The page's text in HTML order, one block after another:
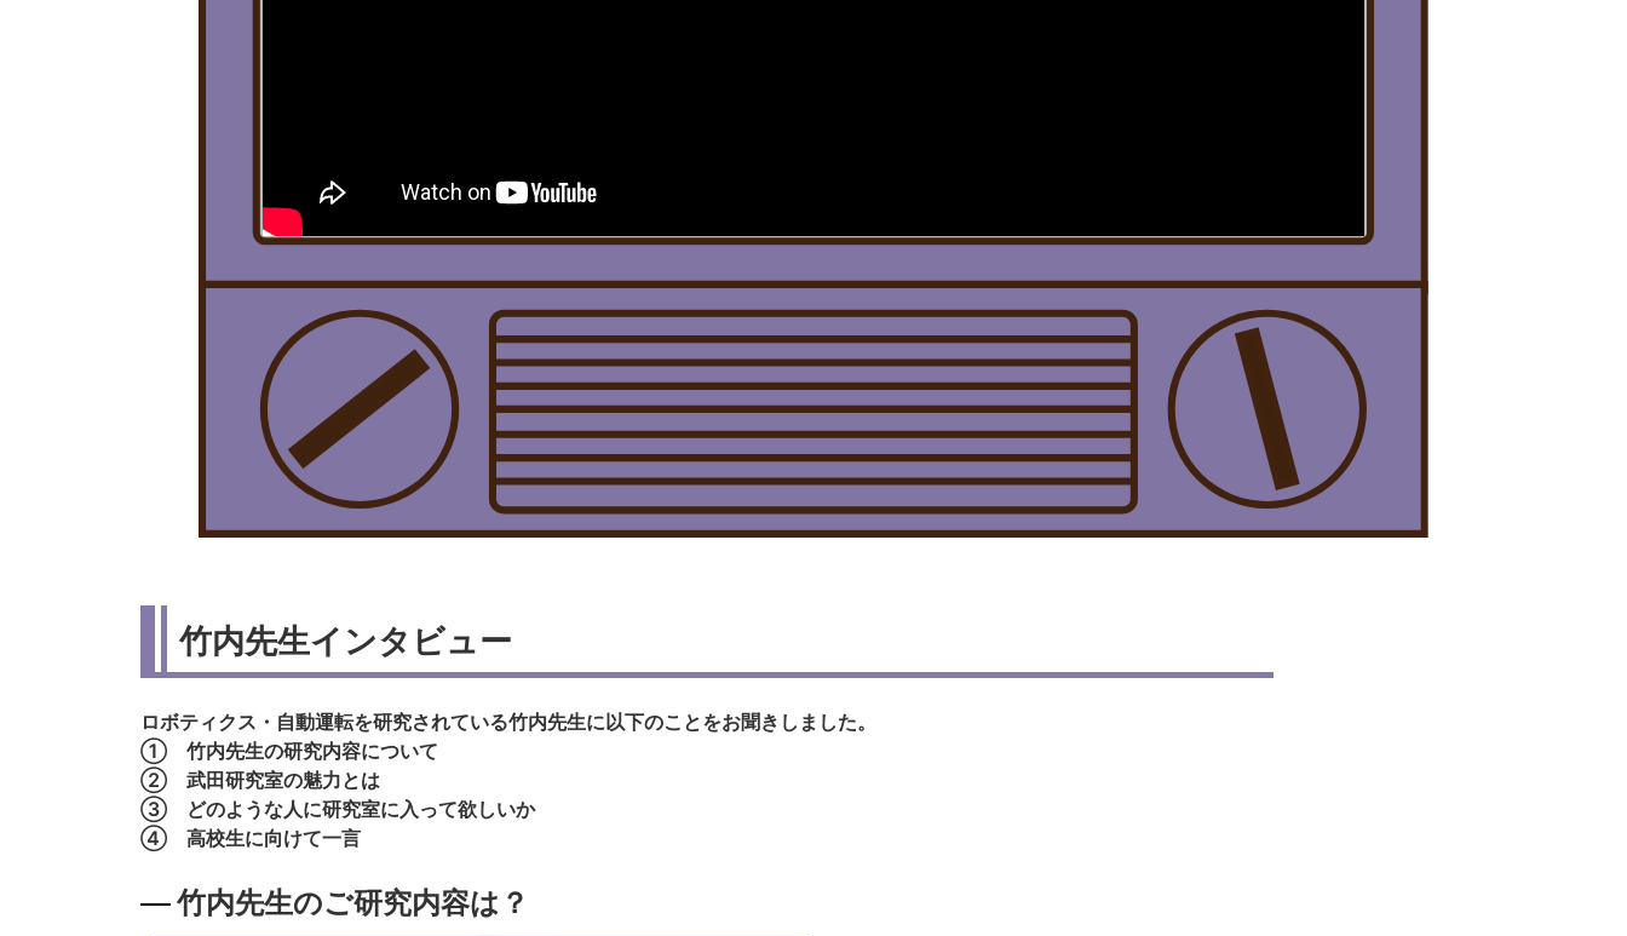
竹内先生インタビュー
ロボティクス・自動運転を研究されている竹内先生に以下のことをお聞きしました。
① 竹内先生の研究内容について
② 武田研究室の魅力とは
③ どのような人に研究室に入って欲しいか
④ 高校生に向けて一言
竹内先生のご研究内容は？